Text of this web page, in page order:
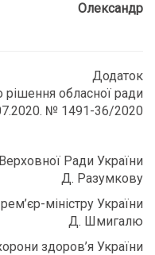
Додаток
рішення обласної ради
№ 1491-36/2020
Ради України
Д. Разумкову
міністру України
Д. Шмигалю
здоров’я України